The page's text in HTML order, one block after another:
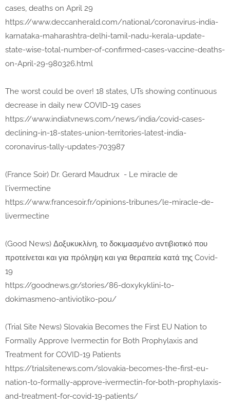
cases, deaths on April 29
https://www.deccanherald.com/national/coronavirus-india-
karnataka-maharashtra-delhi-tamil-nadu-kerala-update-
state-wise-total-number-of-confirmed-cases-vaccine-deaths-
on-April-29-980326.html
The worst could be over! 18 states, UTs showing continuous
decrease in daily new COVID-19 cases
https://www.indiatvnews.com/news/india/covid-cases-
declining-in-18-states-union-territories-latest-india-
coronavirus-tally-updates-703987
(France Soir) Dr. Gerard Maudrux - Le miracle de
l'ivermectine
https://www.francesoir.fr/opinions-tribunes/le-miracle-de-
livermectine
(Good News) Δοξυκυκλίνη, το δοκιμασμένο αντιβιοτικό που
προτείνεται και για πρόληψη και για θεραπεία κατά της Covid-
19
https://goodnews.gr/stories/86-doxykyklini-to-
dokimasmeno-antiviotiko-pou/
(Trial Site News) Slovakia Becomes the First EU Nation to
Formally Approve Ivermectin for Both Prophylaxis and
Treatment for COVID-19 Patients
https://trialsitenews.com/slovakia-becomes-the-first-eu-
nation-to-formally-approve-ivermectin-for-both-prophylaxis-
and-treatment-for-covid-19-patients/